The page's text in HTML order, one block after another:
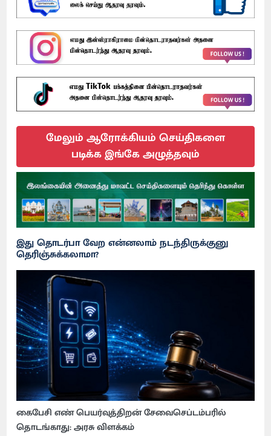
மேலும் ஆரோக்கியம் செய்திகளை
படிக்க இங்கே அழுத்தவும்
இது தொடர்பா வேற என்னலாம் நடந்திருக்குனு
தெரிஞ்சுக்கலாமா?
கைபேசி எண் பெயர்வுத்திறன் சேவைசெப்டம்பரில்
தொடங்காது: அரசு விளக்கம்